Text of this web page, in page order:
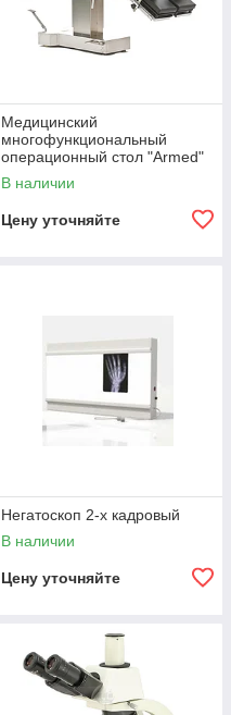
Медицинский
многофункциональный
операционный стол "Armed"
ST-I
В наличии
Цену уточняйте
Негатоскоп 2-х кадровый
В наличии
Цену уточняйте